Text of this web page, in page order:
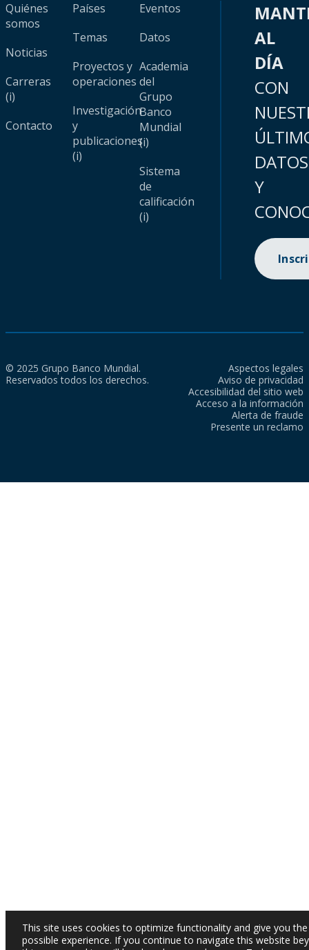
Quiénes
somos
Noticias
Carreras
(i)
Contacto
Países
Temas
Proyectos y
operaciones
Investigación
y
publicaciones
(i)
Eventos
Datos
Academia
del
Grupo
Banco
Mundial
(i)
Sistema
de
calificación
(i)
AL
DÍA
CON
DATOS
Y
© 2025 Grupo Banco Mundial.
Reservados todos los derechos.
Aspectos legales
Aviso de privacidad
Accesibilidad del sitio web
Acceso a la información
Alerta de fraude
Presente un reclamo
This site uses cookies to optimize functionality and give you
possible experience. If you continue to navigate this website